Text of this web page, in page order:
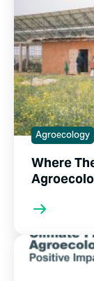
Agroecology
Where